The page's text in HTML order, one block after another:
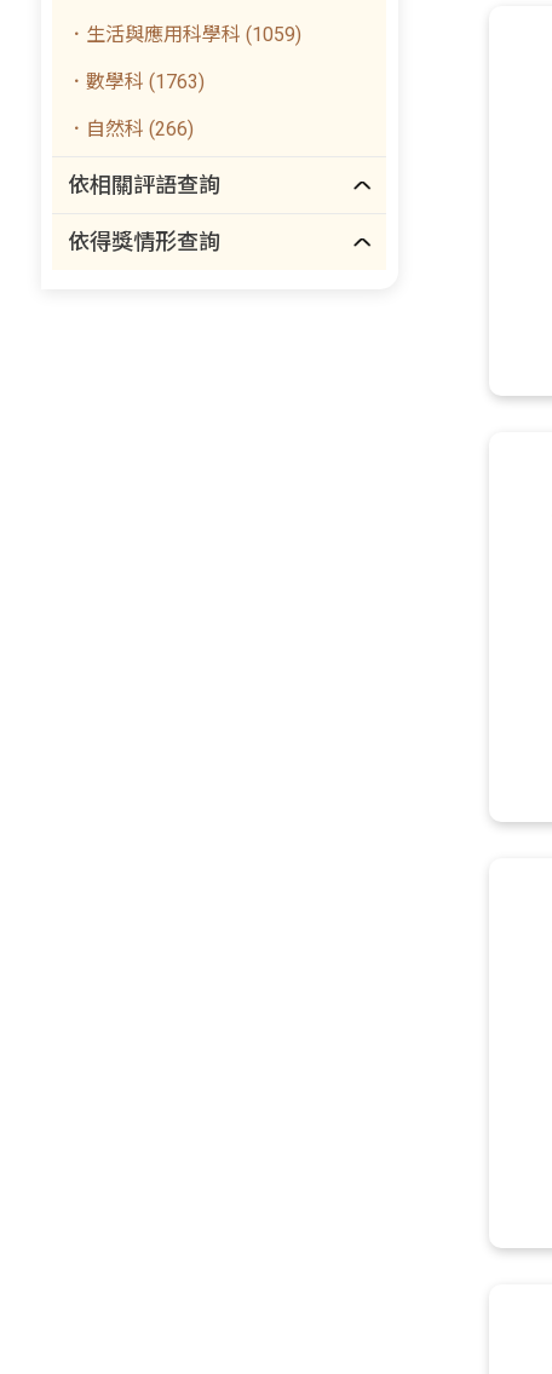
．生活與應用科學科 (1059)
．數學科 (1763)
．自然科 (266)
依相關評語查詢
依得獎情形查詢